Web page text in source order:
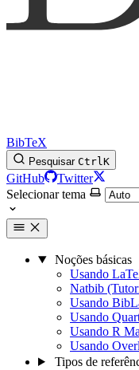
BibTeX
Pesquisar CtrlK
GitHub
Twitter
Selecionar tema
Noções básicas
Usando
Natbib
Usando
Usando
Usando R
Usando
Tipos de